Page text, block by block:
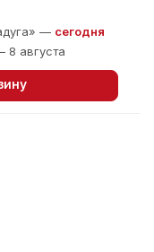
— сегодня
8 августа